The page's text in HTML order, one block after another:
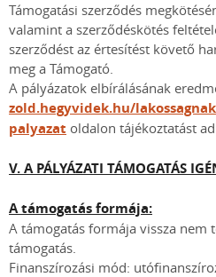
Támogatási szerződés
valamint a szerződéskötés
szerződést az értesítést követő
meg a Támogató.
A pályázatok elbírálásának
zold.hegyvidek.hu/
palyazat oldalon tájékoztatást
V. A PÁLYÁZATI TÁMOGATÁS
A támogatás formája:
A támogatás formája vissza nem
támogatás.
Finanszírozási mód: